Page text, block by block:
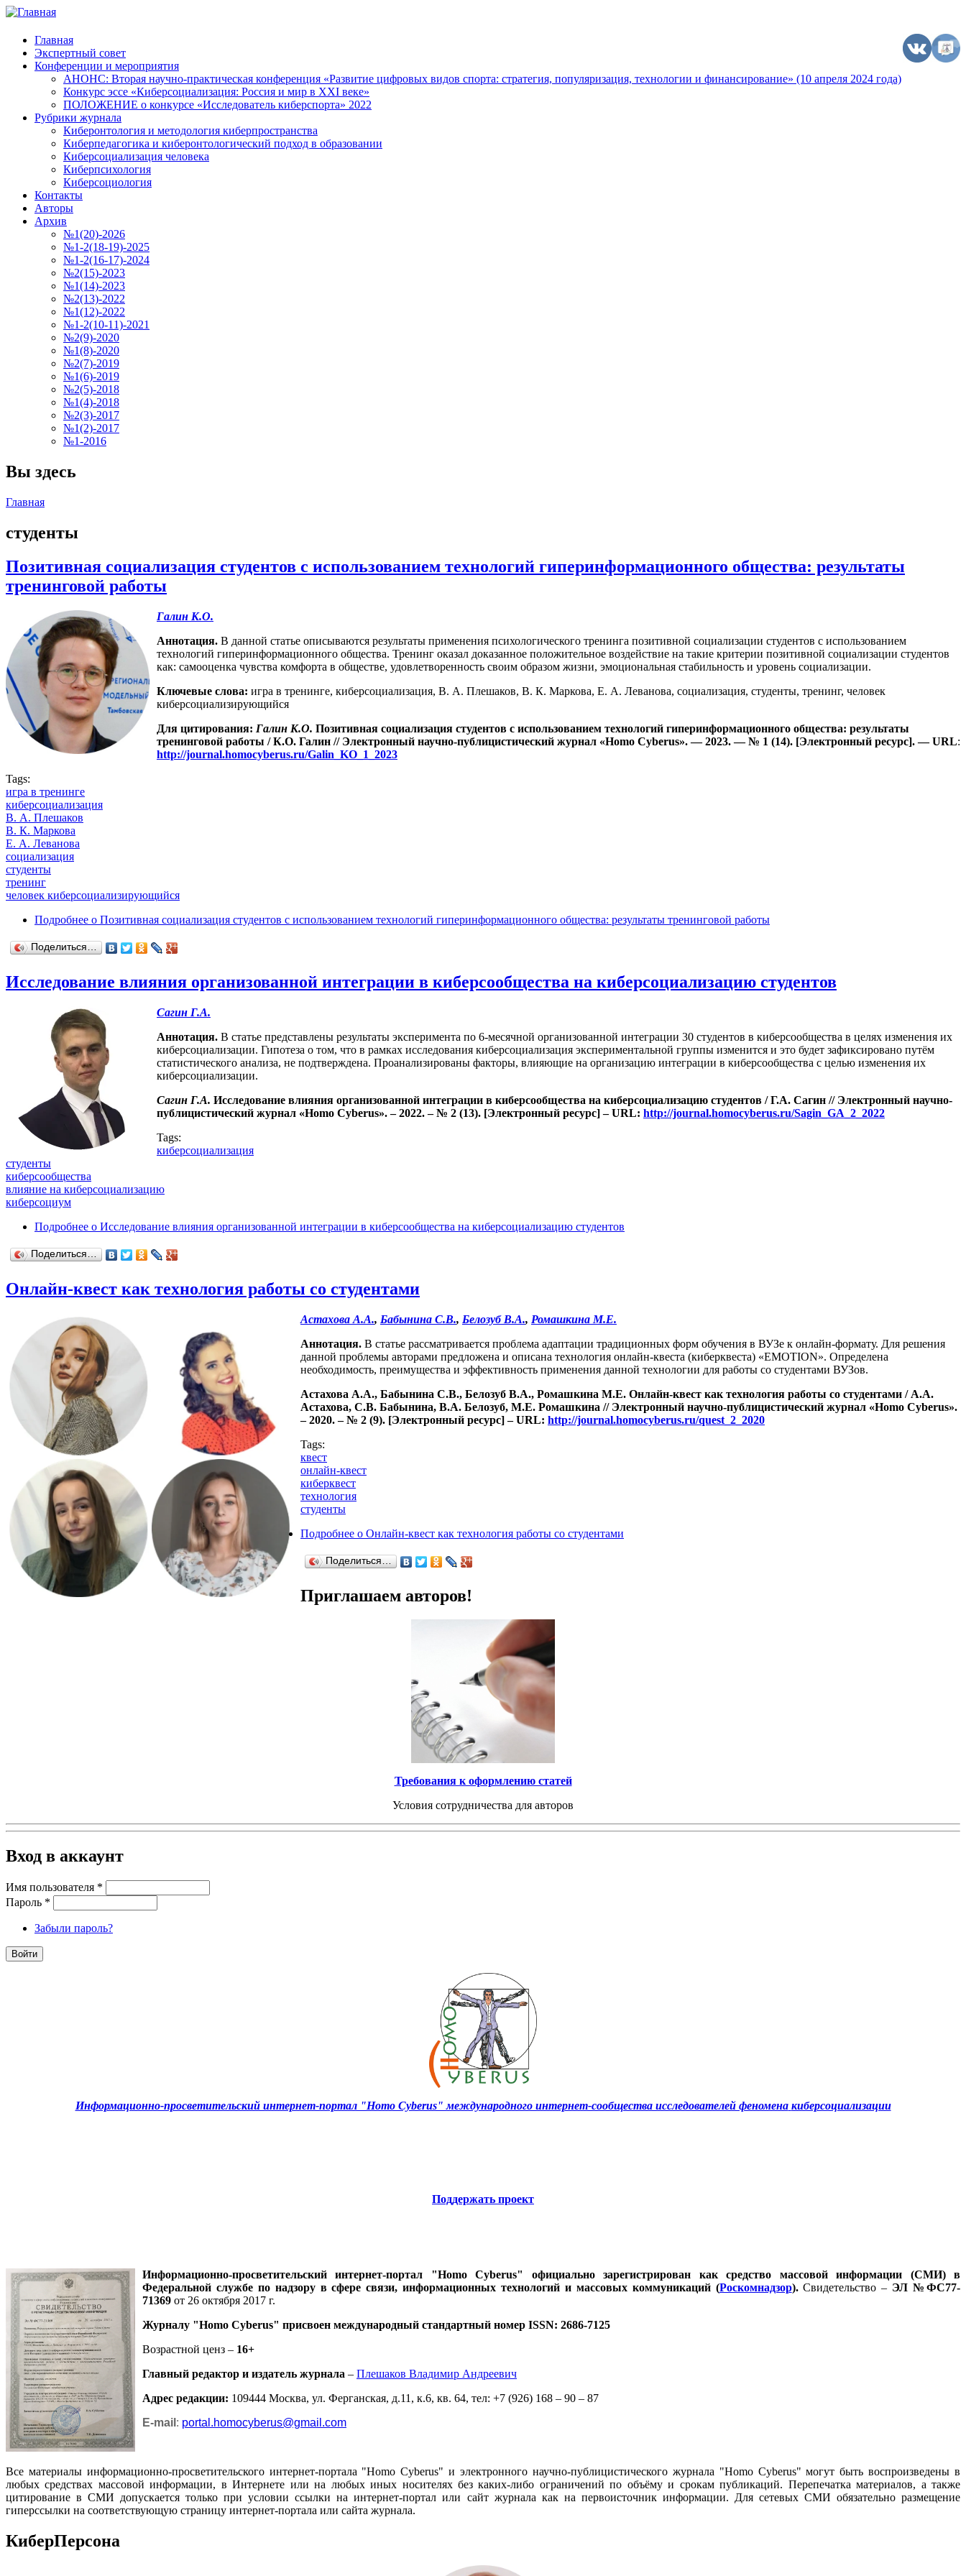
Главная
Экспертный совет
Конференции и мероприятия
АНОНС: Вторая научно-практическая конференция «Развитие цифровых видов спорта: стратегия, популяризация, технологии и финансирование» (10 апреля 2024 года)
Конкурс эссе «Киберсоциализация: Россия и мир в XXI веке»
ПОЛОЖЕНИЕ о конкурсе «Исследователь киберспорта» 2022
Рубрики журнала
Киберонтология и методология киберпространства
Киберпедагогика и киберонтологический подход в образовании
Киберсоциализация человека
Киберпсихология
Киберсоциология
Контакты
Авторы
Архив
№1(20)-2026
№1-2(18-19)-2025
№1-2(16-17)-2024
№2(15)-2023
№1(14)-2023
№2(13)-2022
№1(12)-2022
№1-2(10-11)-2021
№2(9)-2020
№1(8)-2020
№2(7)-2019
№1(6)-2019
№2(5)-2018
№1(4)-2018
№2(3)-2017
№1(2)-2017
№1-2016
Вы здесь
Главная
студенты
Позитивная социализация студентов с использованием технологий гиперинформационного общества: результаты
тренинговой работы
Галин К.О.
Аннотация. В данной статье описываются результаты применения психологического тренинга позитивной социализации студентов с использованием
технологий гиперинформационного общества. Тренинг оказал доказанное положительное воздействие на такие критерии позитивной социализации студентов
как: самооценка чувства комфорта в обществе, удовлетворенность своим образом жизни, эмоциональная стабильность и уровень социализации.
Ключевые слова: игра в тренинге, киберсоциализация, В. А. Плешаков, В. К. Маркова, Е. А. Леванова, социализация, студенты, тренинг, человек
киберсоциализирующийся
Для цитирования: Галин К.О. Позитивная социализация студентов с использованием технологий гиперинформационного общества: результаты
тренинговой работы / К.О. Галин // Электронный научно-публицистический журнал «Homo Cyberus».— 2023. — № 1 (14). [Электронный ресурс].—URL:
http://journal.homocyberus.ru/Galin_KO_1_2023
Tags:
игра в тренинге
киберсоциализация
В. А. Плешаков
В. К. Маркова
Е. А. Леванова
социализация
студенты
тренинг
человек киберсоциализирующийся
Подробнее о Позитивная социализация студентов с использованием технологий гиперинформационного общества: результаты тренинговой работы
Поделиться…
Исследование влияния организованной интеграции в киберсообщества на киберсоциализацию студентов
Сагин Г.А.
Аннотация. В статье представлены результаты эксперимента по 6-месячной организованной интеграции 30 студентов в киберсообщества в целях изменения их
киберсоциализации. Гипотеза о том, что в рамках исследования киберсоциализация экспериментальной группы изменится и это будет зафиксировано путём
статистического анализа, не подтверждена. Проанализированы факторы, влияющие на организацию интеграции в киберсообщества с целью изменения их
киберсоциализации.
Сагин Г.А. Исследование влияния организованной интеграции в киберсообщества на киберсоциализацию студентов / Г.А. Сагин // Электронный научно-
публицистический журнал «Homo Cyberus». – 2022. – № 2 (13). [Электронный ресурс] – URL: http://journal.homocyberus.ru/Sagin_GA_2_2022
Tags:
киберсоциализация
студенты
киберсообщества
влияние на киберсоциализацию
киберсоциум
Подробнее о Исследование влияния организованной интеграции в киберсообщества на киберсоциализацию студентов
Поделиться…
Онлайн-квест как технология работы со студентами
Астахова А.А., Бабынина С.В., Белозуб В.А., Ромашкина М.Е.
Аннотация. В статье рассматривается проблема адаптации традиционных форм обучения в ВУЗе к онлайн-формату. Для решения
данной проблемы авторами предложена и описана технология онлайн-квеста (киберквеста) «EMOTION». Определена
необходимость, преимущества и эффективность применения данной технологии для работы со студентами ВУЗов.
Астахова А.А., Бабынина С.В., Белозуб В.А., Ромашкина М.Е. Онлайн-квест как технология работы со студентами / А.А.
Астахова, С.В. Бабынина, В.А. Белозуб, М.Е. Ромашкина // Электронный научно-публицистический журнал «Homo Cyberus».
– 2020. – № 2 (9). [Электронный ресурс] – URL: http://journal.homocyberus.ru/quest_2_2020
Tags:
квест
онлайн-квест
киберквест
технология
студенты
Подробнее о Онлайн-квест как технология работы со студентами
Поделиться…
Приглашаем авторов!
Требования к оформлению статей
Условия сотрудничества для авторов
Вход в аккаунт
Имя пользователя *
Пароль *
Забыли пароль?
Информационно-просветительский интернет-портал "Homo Cyberus" международного интернет-сообщества исследователей феномена киберсоциализации
Поддержать проект
Информационно-просветительский интернет-портал "Homo Cyberus" официально зарегистрирован как средство массовой информации (СМИ) в
Федеральной службе по надзору в сфере связи, информационных технологий и массовых коммуникаций (Роскомнадзор).Свидетельство – ЭЛ №ФС77-
71369 от 26 октября 2017 г.
Журналу "Homo Cyberus" присвоен международный стандартный номер ISSN: 2686-7125
Возрастной ценз – 16+
Главный редактор и издатель журнала – Плешаков Владимир Андреевич
Адрес редакции: 109444 Москва, ул. Ферганская, д.11, к.6, кв. 64, тел: +7 (926) 168 – 90 – 87
E-mail : portal.homocyberus@gmail.com
Все материалы информационно-просветительского интернет-портала "Homo Cyberus" и электронного научно-публицистического журнала "Homo Cyberus" могут быть воспроизведены в
любых средствах массовой информации, в Интернете или на любых иных носителях без каких-либо ограничений по объёму и срокам публикаций. Перепечатка материалов, а также
цитирование в СМИ допускается только при условии ссылки на интернет-портал или сайт журнала как на первоисточник информации. Для сетевых СМИ обязательно размещение
гиперссылки на соответствующую страницу интернет-портала или сайта журнала.
КиберПерсона